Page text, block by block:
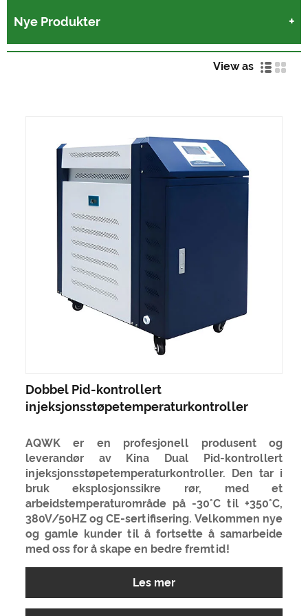
Nye Produkter
View as
Dobbel Pid-kontrollert
injeksjonsstøpetemperaturkontroller
AQWK er en profesjonell produsent og
leverandør av Kina Dual Pid-kontrollert
injeksjonsstøpetemperaturkontroller. Den tar i
bruk eksplosjonssikre rør, med et
arbeidstemperaturområde på -30°C til +350°C,
380V/50HZ og CE-sertifisering. Velkommen nye
og gamle kunder til å fortsette å samarbeide
med oss ​​for å skape en bedre fremtid!
Les mer